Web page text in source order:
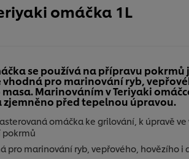
omáčka 1L
se používá na přípravu pokrmů
vhodná pro marinování ryb,
Marinováním v Teriyaki
zjemněno před tepelnou úpravou.
omáčka ke grilování, k úpravě ve
pokrmů
pro marinování ryb, vepřového, hovězího i